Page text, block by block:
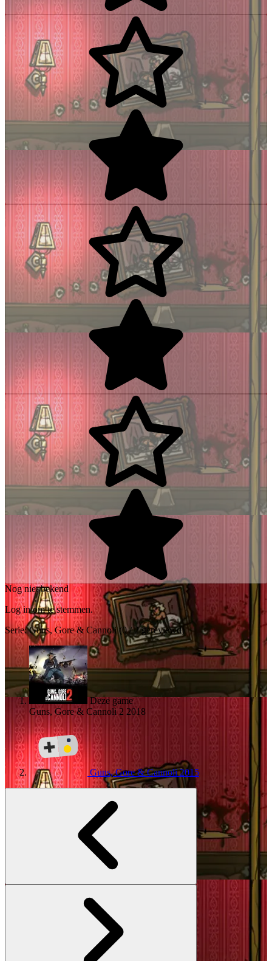
Nog niet bekend
Log in om te stemmen.
Serie:Guns, Gore & Cannoli(0 / 2 gereviewd)
Deze game
Guns, Gore & Cannoli 2 2018
Guns, Gore & Cannoli2015